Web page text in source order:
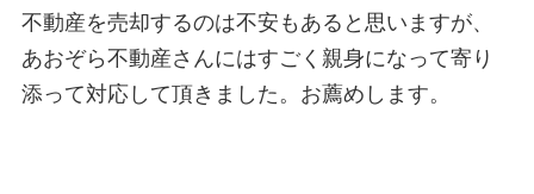
不動産を売却するのは不安もあると思いますが、
あおぞら不動産さんにはすごく親身になって寄り
添って対応して頂きました。お薦めします。